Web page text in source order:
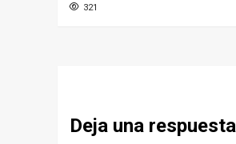
321
Deja una respuesta